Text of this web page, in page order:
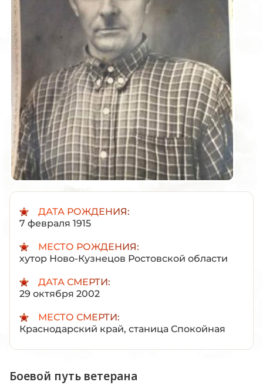
ДАТА РОЖДЕНИЯ:
7 февраля 1915
МЕСТО РОЖДЕНИЯ:
хутор Ново-Кузнецов Ростовской области
ДАТА СМЕРТИ:
29 октября 2002
МЕСТО СМЕРТИ:
Краснодарский край, станица Спокойная
Боевой путь ветерана